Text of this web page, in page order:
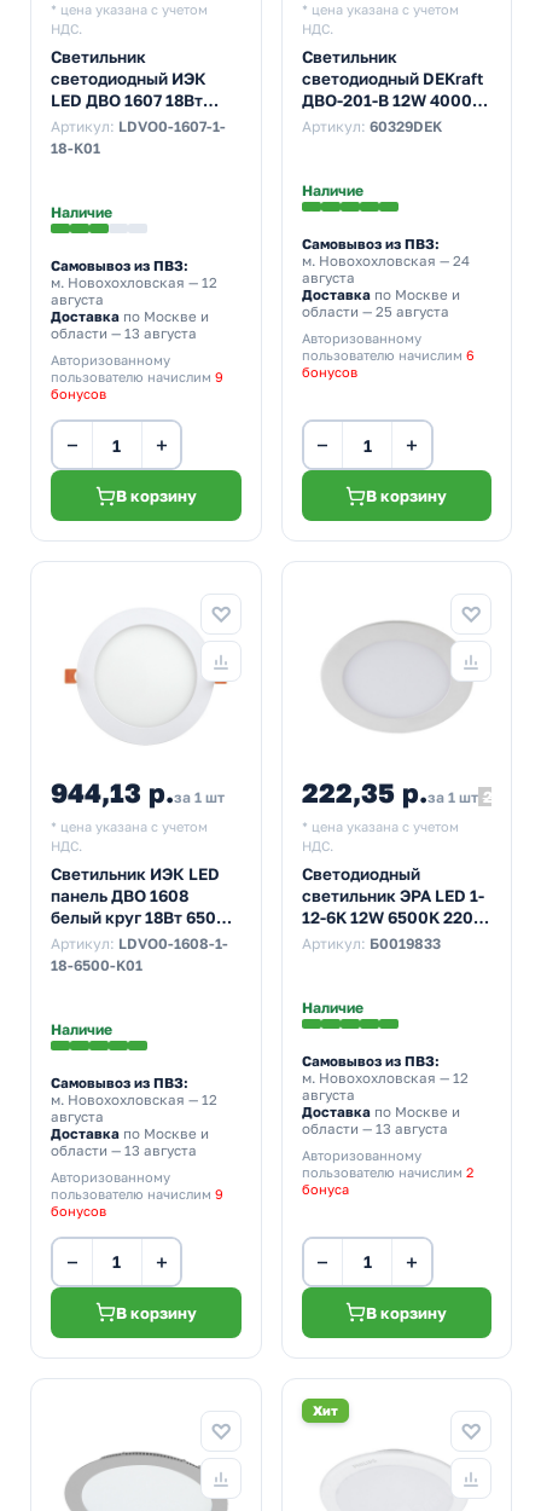
* цена указана с учетом
НДС.
Светильник
светодиодный ИЭК
LED ДВО 1607 18Вт
4000K 1260Lm IP20
круг белый
Артикул: LDVO0-1607-1-
18-K01
Наличие
Самовывоз из ПВЗ:
м. Новохохловская — 12
августа
Доставка по Москве и
области — 13 августа
Авторизованному
пользователю начислим 9
бонусов
− +
В корзину
* цена указана с учетом
НДС.
Светильник
светодиодный DEKraft
ДВО-201-В 12W 4000K
1200Lm IP20 белый
Артикул: 60329DEK
Наличие
Самовывоз из ПВЗ:
м. Новохохловская — 24
августа
Доставкапо Москве и
области — 25 августа
Авторизованному
пользователю начислим 6
бонусов
− +
В корзину
944,13 р.за 1 шт
* цена указана с учетом
НДС.
Светильник ИЭК LED
панель ДВО 1608
белый круг 18Вт 6500K
IP20 225x23mm
Артикул: LDVO0-1608-1-
18-6500-K01
Наличие
Самовывоз из ПВЗ:
м. Новохохловская — 12
августа
Доставка по Москве и
области — 13 августа
Авторизованному
пользователю начислим 9
бонусов
− +
В корзину
222,35 р.за 1 шт 247,05
* цена указана с учетом
НДС.
Светодиодный
светильник ЭРА LED 1-
12-6K 12W 6500K 220V
круглый
Артикул: Б0019833
Наличие
Самовывоз из ПВЗ:
м. Новохохловская — 12
августа
Доставкапо Москве и
области — 13 августа
Авторизованному
пользователю начислим 2
бонуса
− +
В корзину
Хит